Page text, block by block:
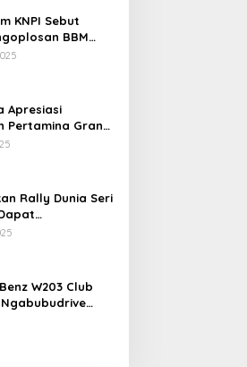
KNPI Sebut
BBM
Apresiasi
Pertamina Grand
2024
Rally Dunia Seri
2026
W203 Club